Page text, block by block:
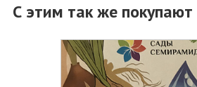
С этим так же покупают